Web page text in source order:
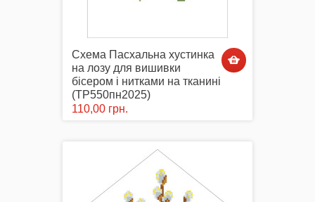
Сумки-Шопери
Великодні рушники з принтом
Схема Пасхальна хустинка
на лозу для вишивки
бісером і нитками на тканині
(ТР550пн2025)
110,00 грн.